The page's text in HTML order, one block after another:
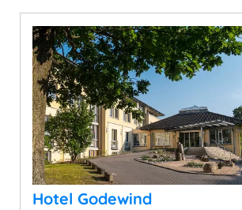
Hotel Godewind